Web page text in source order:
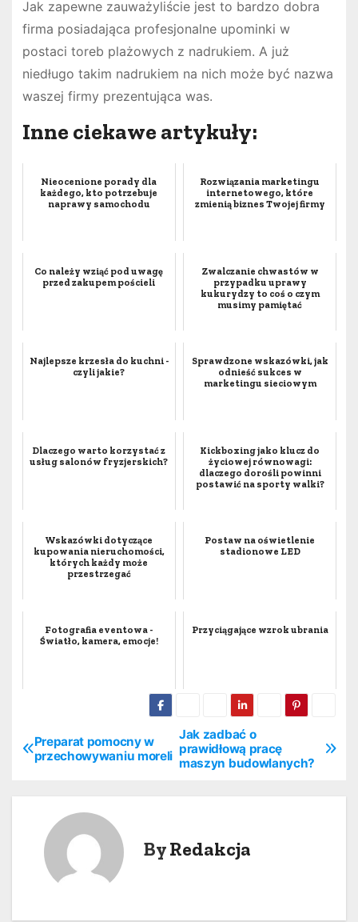
Jak zapewne zauważyliście jest to bardzo dobra
firma posiadająca profesjonalne upominki w
postaci toreb plażowych z nadrukiem. A już
niedługo takim nadrukiem na nich może być nazwa
waszej firmy prezentująca was.
Inne ciekawe artykuły:
Nieocenione porady dla
każdego, kto potrzebuje
naprawy samochodu
Rozwiązania marketingu
internetowego, które
zmienią biznes Twojej firmy
Co należy wziąć pod uwagę
przed zakupem pościeli
Zwalczanie chwastów w
przypadku uprawy
kukurydzy to coś o czym
musimy pamiętać
Najlepsze krzesła do kuchni -
czyli jakie?
Sprawdzone wskazówki, jak
odnieść sukces w
marketingu sieciowym
Dlaczego warto korzystać z
usług salonów fryzjerskich?
Kickboxing jako klucz do
życiowej równowagi:
dlaczego dorośli powinni
postawić na sporty walki?
Wskazówki dotyczące
kupowania nieruchomości,
których każdy może
przestrzegać
Postaw na oświetlenie
stadionowe LED
Fotografia eventowa -
Światło, kamera, emocje!
Przyciągające wzrok ubrania
N
Jak zadbać o
prawidłową pracę
maszyn budowlanych?
Preparat pomocny w
przechowywaniu moreli
ByRedakcja